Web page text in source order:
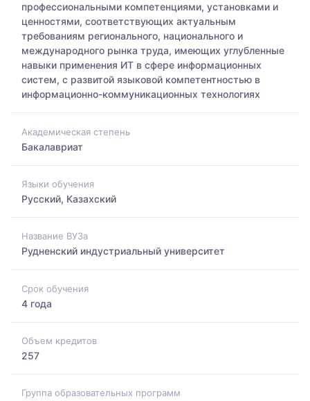
профессиональными компетенциями, установками и
ценностями, соответствующих актуальным
требованиям регионального, национального и
международного рынка труда, имеющих углубленные
навыки применения ИТ в сфере информационных
систем, с развитой языковой компетентностью в
информационно-коммуникационных технологиях
Академическая степень
Бакалавриат
Языки обучения
Русский, Казахский
Название ВУЗа
Рудненский индустриальный университет
Срок обучения
4 года
Объем кредитов
257
Группа образовательных программ